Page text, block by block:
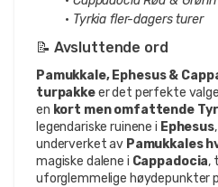
Tyrkia fler-dagers turer
📝 Avsluttende ord
Pamukkale, Ephesus &
turpakke er det perfekte
en kort men omfattende
legendariske ruinene i Ephesus
underverket av Pamukkales
magiske dalene i Cappadocia,
uforglemmelige høydepunkter